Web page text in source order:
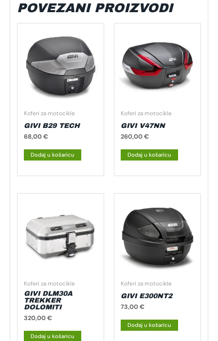
POVEZANI PROIZVODI
Koferi za motocikle
GIVI B29 TECH
68,00€
Dodaj u košaricu
Koferi za motocikle
GIVI V47NN
260,00€
Dodaj u košaricu
Koferi za motocikle
GIVI DLM30A
TREKKER
DOLOMITI
320,00€
Dodaj u košaricu
Koferi za motocikle
GIVI E300NT2
73,00€
Dodaj u košaricu